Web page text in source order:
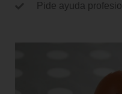
Pide ayuda